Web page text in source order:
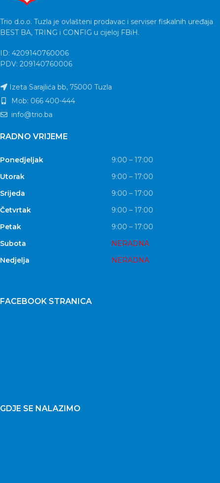
Trio d.o.o. Tuzla je ovlašteni prodavac i serviser fiskalnih uređaja
BEST BA, TRING i CONFIG u cijeloj FBiH.
ID: 4209140760006
PDV: 209140760006
Izeta Sarajlića bb, 75000 Tuzla
Mob: 066 400-444
info@trio.ba
RADNO VRIJEME
Ponedjeljak
9:00 – 17:00
Utorak
9:00 – 17:00
Srijeda
9:00 – 17:00
Četvrtak
9:00 – 17:00
Petak
9:00 – 17:00
Subota
NERADNA
Nedjelja
NERADNA
FACEBOOK STRANICA
GDJE SE NALAZIMO